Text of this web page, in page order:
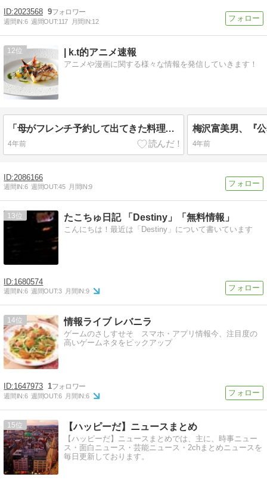
2023568 9
週間IN:6 週間OUT:117 月間IN:12
12 | k.t的アニメ速報
アニメや漫画に関する様々な情報を発信していきます！
「母がフレンチ予約して出てきた料理がこれ。これを美味しい言って食べる初老悲しすぎんよ。。」
4年前 4年前
2086166
週間IN:6 週間OUT:45 月間IN:9
13 たこちゅ日記 「Destiny」「無料情報」
こんにちは！最近は「Destiny」について書いています
1680574
週間IN:6 週間OUT:3 月間IN:9
14 情報ライブ レバニラ
ゲームのさしすせそ スマホ・アプリ情報今、注目度の
高いゲームネタをピックアップ
1647973 1
週間IN:6 週間OUT:6 月間IN:6
15 【ハッピーだ】ニュースまとめ
【ハッピーだ】ニュースまとめでは、主に、時事ニュー
ス・面白ニュース・芸能ニュース・2chまとめニュースを
毎日更新しております。